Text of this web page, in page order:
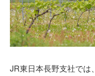
JR東日本長野支社では